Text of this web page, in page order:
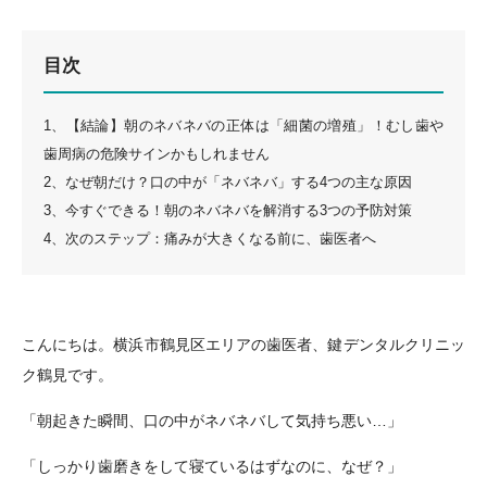
目次
1、【結論】朝のネバネバの正体は「細菌の増殖」！むし歯や
歯周病の危険サインかもしれません
2、なぜ朝だけ？口の中が「ネバネバ」する4つの主な原因
3、今すぐできる！朝のネバネバを解消する3つの予防対策
4、次のステップ：痛みが大きくなる前に、歯医者へ
こんにちは。横浜市鶴見区エリアの歯医者、鍵デンタルクリニッ
ク鶴見です。
「朝起きた瞬間、口の中がネバネバして気持ち悪い…」
「しっかり歯磨きをして寝ているはずなのに、なぜ？」